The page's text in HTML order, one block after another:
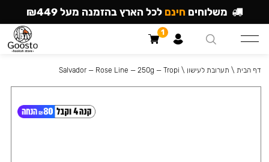
דף הבית \ תערובת לעישון \
Salvador — Rose Line — 250g — Tropi
משלוחים חינם לכל הארץ בהזמנה מעל ₪449
1